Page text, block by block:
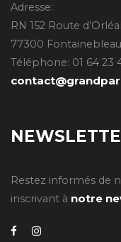
Adresse:
RN 152 Route
77300 Fontainebleau
Téléphone: 01 64 23
Restez informés de
inscrivant à notre